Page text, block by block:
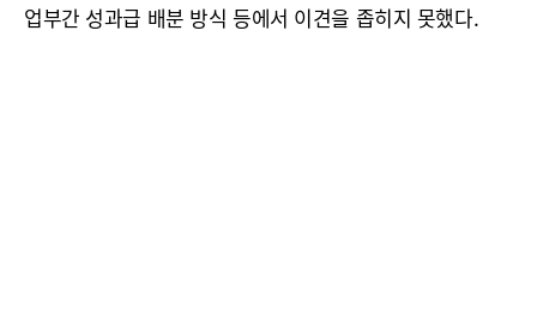
업부간 성과급 배분 방식 등에서 이견을 좁히지 못했다.